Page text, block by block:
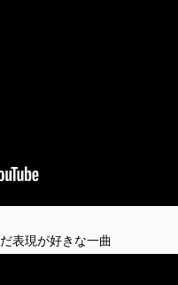
表現が好きな一曲